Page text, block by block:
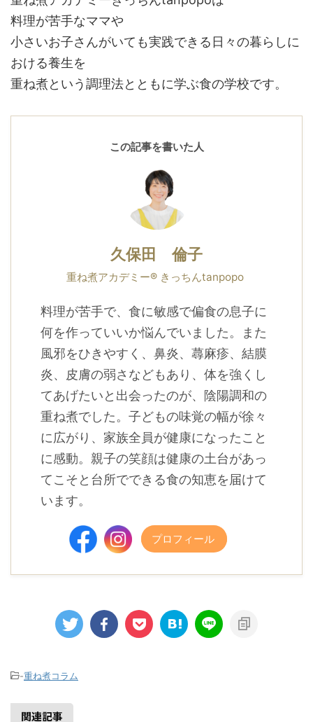
料理が苦手なママや
小さいお子さんがいても実践できる日々の暮らしに
おける養生を
重ね煮という調理法とともに学ぶ食の学校です。
この記事を書いた人
久保田 倫子
重ね煮アカデミー® きっちんtanpopo
料理が苦手で、食に敏感で偏食の息子に
何を作っていいか悩んでいました。また
風邪をひきやすく、鼻炎、蕁麻疹、結膜
炎、皮膚の弱さなどもあり、体を強くし
てあげたいと出会ったのが、陰陽調和の
重ね煮でした。子どもの味覚の幅が徐々
に広がり、家族全員が健康になったこと
に感動。親子の笑顔は健康の土台があっ
てこそと台所でできる食の知恵を届けて
います。
プロフィール
-重ね煮コラム
関連記事